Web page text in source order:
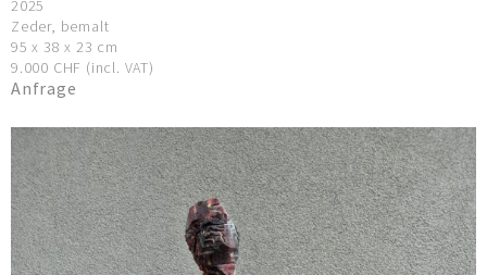
2025
Zeder, bemalt
95 x 38 x 23 cm
9.000 CHF (incl. VAT)
Anfrage